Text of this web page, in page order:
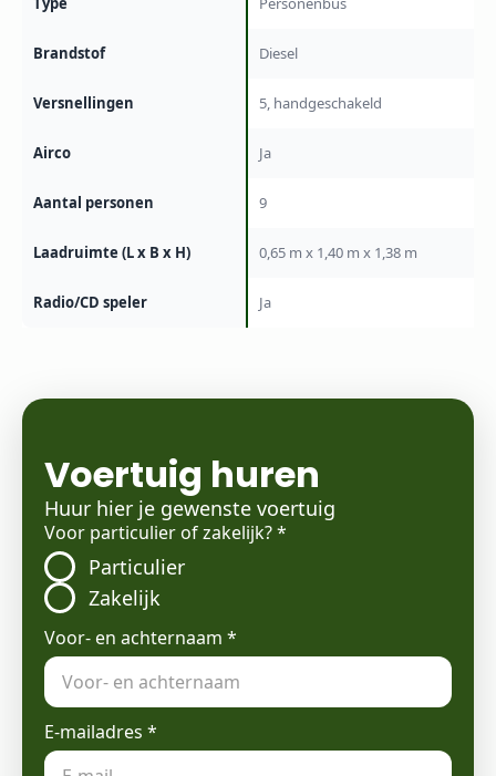
Brandstof Diesel
Versnellingen 5, handgeschakeld
Airco Ja
Aantal personen 9
Laadruimte (L x B x H) 0,65 m x 1,40 m x 1,38 m
Radio/CD speler Ja
Voertuig huren
Huur hier je gewenste voertuig
Voor particulier of zakelijk?*
Particulier
Zakelijk
Voor- en achternaam *
E-mailadres *